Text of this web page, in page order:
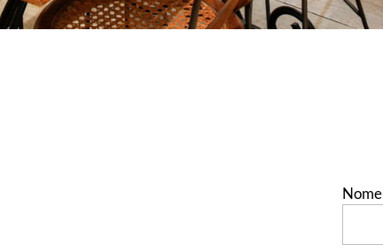
Nome